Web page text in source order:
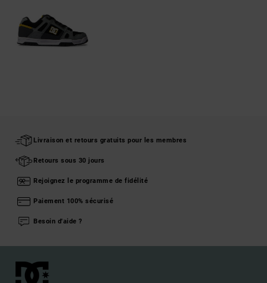
Livraison et retours gratuits pour les membres
Retours sous 30 jours
Rejoignez le programme de fidélité
Paiement 100% sécurisé
Besoin d'aide ?